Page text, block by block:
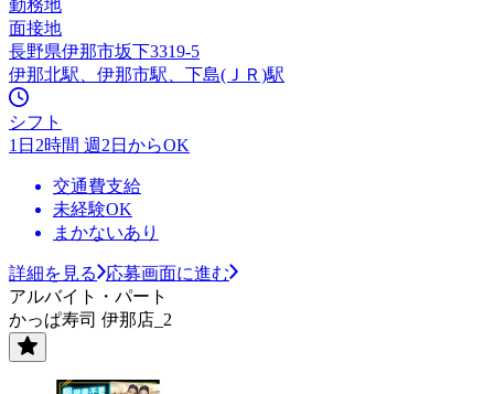
勤務地
面接地
長野県伊那市坂下3319-5
伊那北駅、伊那市駅、下島(ＪＲ)駅
シフト
1日2時間 週2日からOK
交通費支給
未経験OK
まかないあり
詳細を見る
応募画面に進む
アルバイト・パート
かっぱ寿司 伊那店_2